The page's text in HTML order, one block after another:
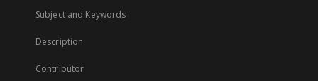
Subject and Keywords
Description
Contributor